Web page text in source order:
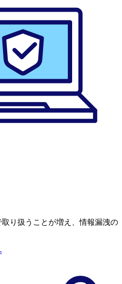
り扱うことが増え、情報漏洩の